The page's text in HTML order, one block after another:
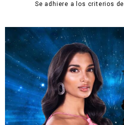
Se adhiere a los criterios de